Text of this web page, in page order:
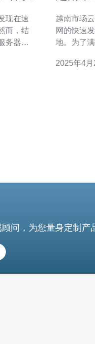
现在速
而，结
务器解
供商，
越南市场云
网的快速
地。为了
以及它如何一站
2025年4月
问，为您量身定制产